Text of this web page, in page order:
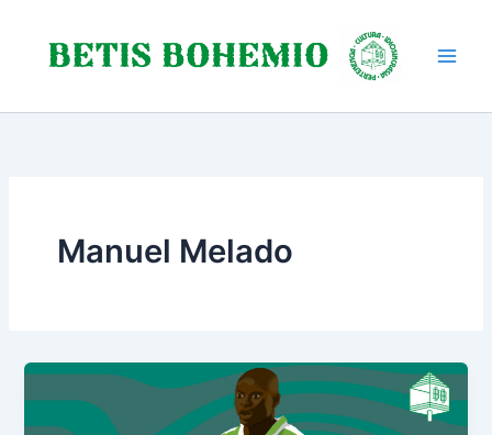
contenido
Manuel Melado